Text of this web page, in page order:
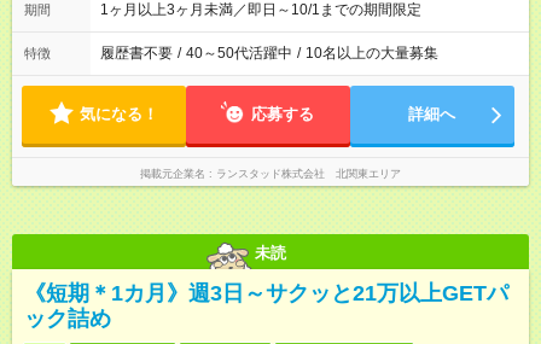
期間 1ヶ月以上3ヶ月未満／即日～10/1までの期間限定
特徴 履歴書不要 / 40～50代活躍中 / 10名以上の大量募集
気になる！ 応募する 詳細へ
掲載元企業名 ランスタッド株式会社 北関東エリア
未読
《短期＊1カ月》週3日～サクッと21万以上GETパ
ック詰め